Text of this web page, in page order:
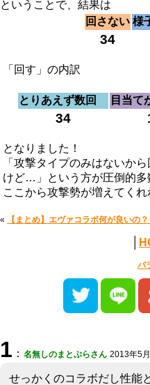
ということで、結果は
回さない 様
34
「回す」の内訳
とりあえず数回 目当て
34
となりました！
「攻撃タイプのみはないか
けど…」という方が圧倒的多
ここから攻撃勢が増えてく
« 【まとめ】エヴァコラボ何が良いの
バ
1 ： 名無しのまとぷらさん 2013年5
せっかくのコラボだし性能